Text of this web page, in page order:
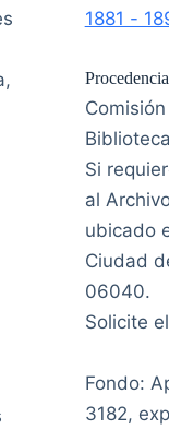
1881 -
Procedencia
Si
al
ubicado
Ciudad
06040.
Solicite
Fondo:
3182,